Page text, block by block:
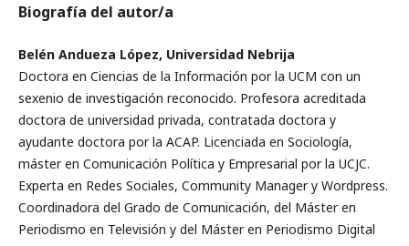
Biografía del autor/a
Belén Andueza López, Universidad Nebrija
Doctora en Ciencias de la Información por la UCM con un
sexenio de investigación reconocido. Profesora acreditada
doctora de universidad privada, contratada doctora y
ayudante doctora por la ACAP. Licenciada en Sociología,
máster en Comunicación Política y Empresarial por la UCJC.
Experta en Redes Sociales, Community Manager y Wordpress.
Coordinadora del Grado de Comunicación, del Máster en
Periodismo en Televisión y del Máster en Periodismo Digital